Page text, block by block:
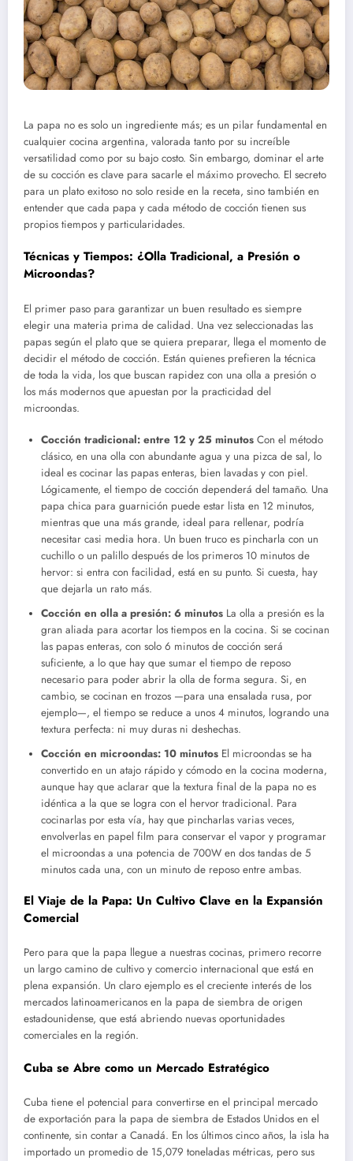
La papa no es solo un ingrediente más; es un pilar fundamental en
cualquier cocina argentina, valorada tanto por su increíble
versatilidad como por su bajo costo. Sin embargo, dominar el arte
de su cocción es clave para sacarle el máximo provecho. El secreto
para un plato exitoso no solo reside en la receta, sino también en
entender que cada papa y cada método de cocción tienen sus
propios tiempos y particularidades.
Técnicas y Tiempos: ¿Olla Tradicional, a Presión o
Microondas?
El primer paso para garantizar un buen resultado es siempre
elegir una materia prima de calidad. Una vez seleccionadas las
papas según el plato que se quiera preparar, llega el momento de
decidir el método de cocción. Están quienes prefieren la técnica
de toda la vida, los que buscan rapidez con una olla a presión o
los más modernos que apuestan por la practicidad del
microondas.
Cocción tradicional: entre 12 y 25 minutos Con el método
clásico, en una olla con abundante agua y una pizca de sal, lo
ideal es cocinar las papas enteras, bien lavadas y con piel.
Lógicamente, el tiempo de cocción dependerá del tamaño. Una
papa chica para guarnición puede estar lista en 12 minutos,
mientras que una más grande, ideal para rellenar, podría
necesitar casi media hora. Un buen truco es pincharla con un
cuchillo o un palillo después de los primeros 10 minutos de
hervor: si entra con facilidad, está en su punto. Si cuesta, hay
que dejarla un rato más.
Cocción en olla a presión: 6 minutos La olla a presión es la
gran aliada para acortar los tiempos en la cocina. Si se cocinan
las papas enteras, con solo 6 minutos de cocción será
suficiente, a lo que hay que sumar el tiempo de reposo
necesario para poder abrir la olla de forma segura. Si, en
cambio, se cocinan en trozos —para una ensalada rusa, por
ejemplo—, el tiempo se reduce a unos 4 minutos, logrando una
textura perfecta: ni muy duras ni deshechas.
Cocción en microondas: 10 minutos El microondas se ha
convertido en un atajo rápido y cómodo en la cocina moderna,
aunque hay que aclarar que la textura final de la papa no es
idéntica a la que se logra con el hervor tradicional. Para
cocinarlas por esta vía, hay que pincharlas varias veces,
envolverlas en papel film para conservar el vapor y programar
el microondas a una potencia de 700W en dos tandas de 5
minutos cada una, con un minuto de reposo entre ambas.
El Viaje de la Papa: Un Cultivo Clave en la Expansión
Comercial
Pero para que la papa llegue a nuestras cocinas, primero recorre
un largo camino de cultivo y comercio internacional que está en
plena expansión. Un claro ejemplo es el creciente interés de los
mercados latinoamericanos en la papa de siembra de origen
estadounidense, que está abriendo nuevas oportunidades
comerciales en la región.
Cuba se Abre como un Mercado Estratégico
Cuba tiene el potencial para convertirse en el principal mercado
de exportación para la papa de siembra de Estados Unidos en el
continente, sin contar a Canadá. En los últimos cinco años, la isla ha
importado un promedio de 15,079 toneladas métricas, pero sus